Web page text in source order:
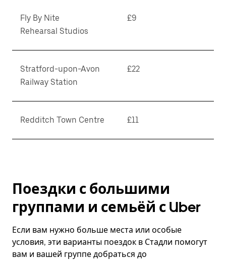
Fly By Nite
Rehearsal Studios
£9
Stratford-upon-Avon
Railway Station
£22
Redditch Town Centre £11
Поездки с большими
группами и семьёй с Uber
Если вам нужно больше места или особые
условия, эти варианты поездок в Стадли помогут
вам и вашей группе добраться до